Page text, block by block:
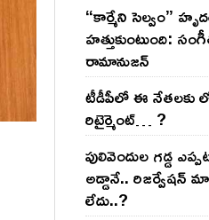
“కార్మేని సెల్వం”
హత్తుకుంటుంది:
రామానుజన్
టీడీపీలో ఈ నేత‌ల‌కు
రిటైర్మెంట్‌… ?
పులివెందుల గ‌డ్డ
అడ్డానే.. రిజ‌ర్వేష‌న్
లేదు..?